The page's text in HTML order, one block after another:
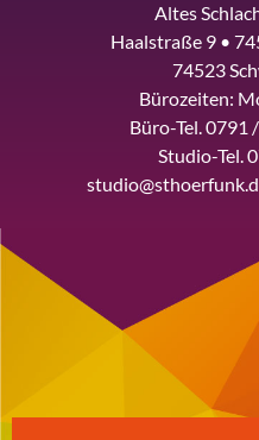
Altes
Haalstraße 9 •
74523
Bürozeiten:
Büro-Tel. 0791
Studio-Tel.